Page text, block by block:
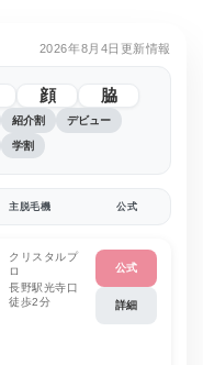
2026年8月4日更新情報
顔 脇
紹介割 デビュー
学割
主脱毛機 公式
クリスタルプ
ロ
長野駅光寺口
徒歩2分
公式
詳細